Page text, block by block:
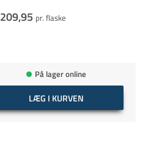
209,95 pr. flaske
På lager online
LÆG I KURVEN